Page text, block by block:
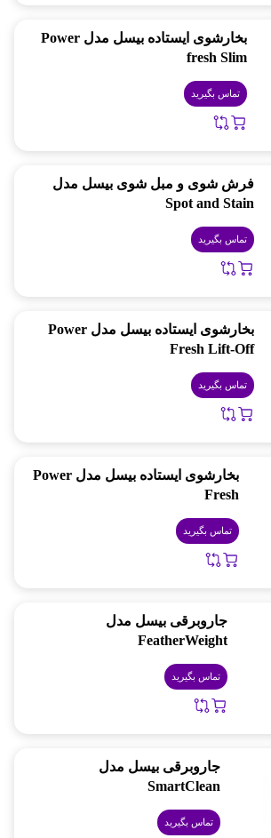
بخارشوی ایستاده بیسل مدل Power
fresh Slim
تماس بگیرید
فرش شوی و مبل شوی بیسل مدل
Spot and Stain
تماس بگیرید
بخارشوی ایستاده بیسل مدل Power
Fresh Lift-Off
تماس بگیرید
بخارشوی ایستاده بیسل مدل Power
Fresh
تماس بگیرید
جاروبرقی بیسل مدل
FeatherWeight
تماس بگیرید
جاروبرقی بیسل مدل
SmartClean
تماس بگیرید